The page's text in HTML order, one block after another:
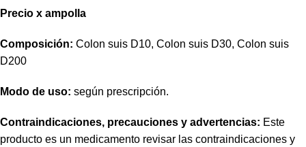
Precio x ampolla
Composición: Colon suis D10, Colon suis D30, Colon suis
D200
Modo de uso: según prescripción.
Contraindicaciones, precauciones y advertencias: Este
producto es un medicamento revisar las contraindicaciones y